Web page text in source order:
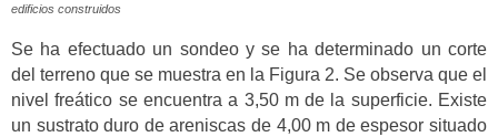
edificios construidos
Se ha efectuado un sondeo y se ha determinado un corte
del terreno que se muestra en la Figura 2. Se observa que el
nivel freático se encuentra a 3,50 m de la superficie. Existe
un sustrato duro de areniscas de 4,00 m de espesor situado